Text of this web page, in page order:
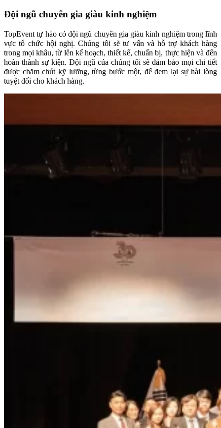
Đội ngũ chuyên gia giàu kinh nghiệm
TopEvent tự hào có đội ngũ chuyên gia giàu kinh nghiệm trong lĩnh
vực tổ chức hội nghị. Chúng tôi sẽ tư vấn và hỗ trợ khách hàng
trong mọi khâu, từ lên kế hoạch, thiết kế, chuẩn bị, thực hiện và đến
hoàn thành sự kiện. Đội ngũ của chúng tôi sẽ đảm bảo mọi chi tiết
được chăm chút kỹ lưỡng, từng bước một, để đem lại sự hài lòng
tuyệt đối cho khách hàng.